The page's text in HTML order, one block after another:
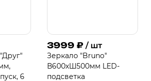
6
3999 ₽ / шт
Зеркало "Bruno"
В600хШ500мм LED-
подсветка